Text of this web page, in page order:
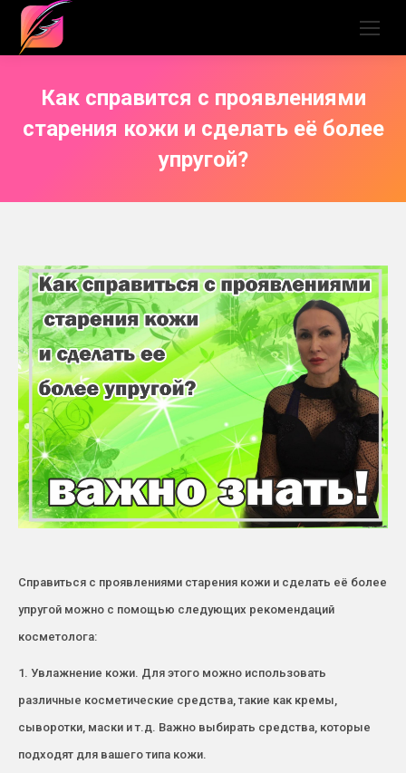
Как справится с проявлениями
старения кожи и сделать её более
упругой?
Справиться с проявлениями старения кожи и сделать её более
упругой можно с помощью следующих рекомендаций
косметолога:
1. Увлажнение кожи. Для этого можно использовать
различные косметические средства, такие как кремы,
сыворотки, маски и т.д. Важно выбирать средства, которые
подходят для вашего типа кожи.